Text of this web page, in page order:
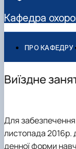
Кафедра
ПРО КАФЕДРУ
Історія
Навчальна
Наукова
Виїздне
Для забезпечення
листопада 2016р.
денної форми